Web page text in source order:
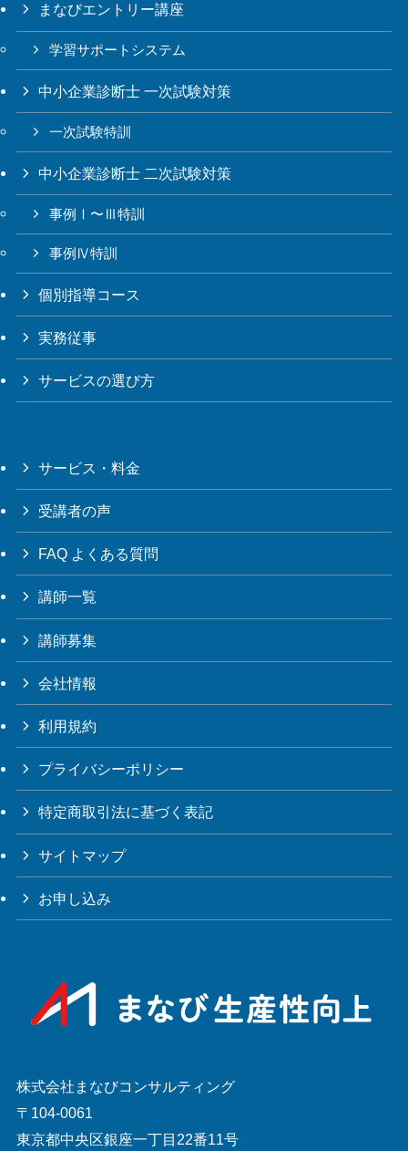
まなびエントリー講座
学習サポートシステム
中小企業診断士 一次試験対策
一次試験特訓
中小企業診断士 二次試験対策
事例Ⅰ〜Ⅲ特訓
事例Ⅳ特訓
個別指導コース
実務従事
サービスの選び方
サービス・料金
受講者の声
FAQ よくある質問
講師一覧
講師募集
会社情報
利用規約
プライバシーポリシー
特定商取引法に基づく表記
サイトマップ
お申し込み
株式会社まなびコンサルティング
〒104-0061
東京都中央区銀座一丁目22番11号